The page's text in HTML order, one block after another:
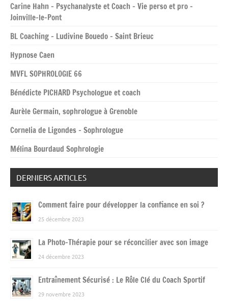
Carine Hahn – Psychanalyste et Coach – Vie perso et pro –
Joinville-le-Pont
BL Coaching – Ludivine Bouedo – Saint Brieuc
Hypnose Caen
MVFL SOPHROLOGIE 66
Bénédicte PICHARD Psychologue et coach
Aurèle Germain, sophrologue à Grenoble
Cornelia de Ligondes – Sophrologue
Mélina Bourdaud Sophrologie
DERNIERS ARTICLES
Comment faire pour développer la confiance en soi ?
25 décembre 2023
La Photo-Thérapie pour se réconcilier avec son image
24 décembre 2023
Entraînement Sécurisé : Le Rôle Clé du Coach Sportif
29 novembre 2023